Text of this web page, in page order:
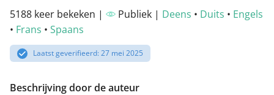
5188 keer bekeken | Publiek | Deens • Duits • Engels
• Frans • Spaans
Laatst geverifieerd: 27 mei 2025
Beschrijving door de auteur